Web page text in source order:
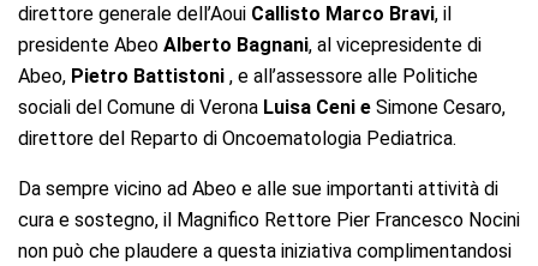
direttore generale dell’Aoui Callisto Marco Bravi, il
presidente Abeo Alberto Bagnani, al vicepresidente di
Abeo, Pietro Battistoni , e all’assessore alle Politiche
sociali del Comune di Verona Luisa Ceni e Simone Cesaro,
direttore del Reparto di Oncoematologia Pediatrica.
Da sempre vicino ad Abeo e alle sue importanti attività di
cura e sostegno, il Magnifico Rettore Pier Francesco Nocini
non può che plaudere a questa iniziativa complimentandosi